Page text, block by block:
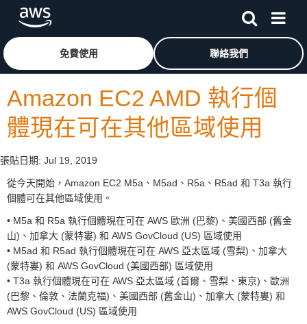
跳至主要內容按一下這裡可返回 Amazon Web Services 首頁
免費使用 聯絡我們
Amazon EC2 AMD 執行個
體現在可在其他區域使用
張貼日期: Jul 19, 2019
從今天開始，Amazon EC2 M5a、M5ad、R5a、R5ad 和 T3a 執行
個體可在其他區域使用。
• M5a 和 R5a 執行個體現在可在 AWS 歐洲 (巴黎)、美國西部 (舊金
山)、加拿大 (蒙特婁) 和 AWS GovCloud (US) 區域使用
• M5ad 和 R5ad 執行個體現在可在 AWS 亞太區域 (雪梨)、加拿大
(蒙特婁) 和 AWS GovCloud (美國西部) 區域使用
• T3a 執行個體現在可在 AWS 亞太區域 (首爾、雪梨、東京)、歐洲
(巴黎、倫敦、法蘭克福)、美國西部 (舊金山)、加拿大 (蒙特婁) 和
AWS GovCloud (US) 區域使用